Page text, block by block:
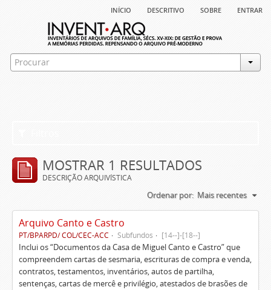
início descritivo sobre entrar
MOSTRAR 1 RESULTADOS
DESCRIÇÃO ARQUIVÍSTICA
Ordenar por: Mais recentes
Arquivo Canto e Castro
PT/BPARPD/ COL/CEC-ACC Subfundos [14--]-[18--]
Inclui os “Documentos da Casa de Miguel Canto e Castro” que
compreendem cartas de sesmaria, escrituras de compra e venda,
contratos, testamentos, inventários, autos de partilha,
sentenças, cartas de mercê e privilégio, atestados de brasões de